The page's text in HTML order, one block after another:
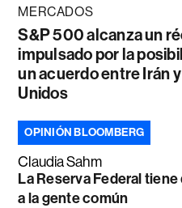
MERCADOS
S&P 500 alcanza un
impulsado por la
un acuerdo entre Irán
Unidos
OPINIÓN BLOOMBERG
Claudia Sahm
La Reserva Federal
a la gente común